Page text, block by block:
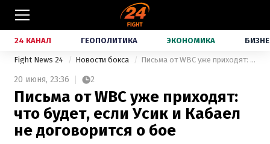
24 КАНАЛ ГЕОПОЛИТИКА ЭКОНОМИКА
Fight News 24 Новости бокса Письма от WBC уже приходят: что будет, если Усик и Кабаел не договорится о бое
20 июня, 23:36 2
Письма от WBC уже приходят:
что будет, если Усик и Кабаел
не договорится о бое